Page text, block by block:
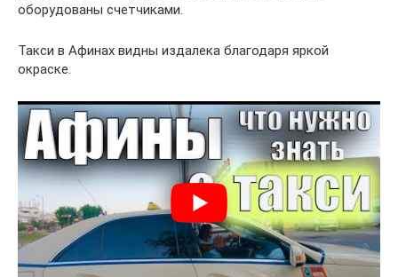
оборудованы счетчиками.
Такси в Афинах видны издалека благодаря яркой
окраске.